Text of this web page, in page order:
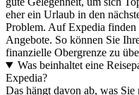
eher ein Urlaub in den
Problem. Auf Expedia finden
Angebote. So können Sie
finanzielle Obergrenze zu
Was beinhaltet eine
Expedia?
Das hängt davon ab, was